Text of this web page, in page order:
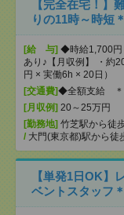
【完全在宅！】
りの11時～時短
[給 与] ◆時給1,700円
あり♪【月収例】 ・約
円 × 実働6h × 20日）
[交通費]◆全額支給 ＊
[月収例] 20～25万円
[勤務地] 竹芝駅から徒
/ 大門(東京都)駅から徒
【単発1日OK】
ベントスタッフ